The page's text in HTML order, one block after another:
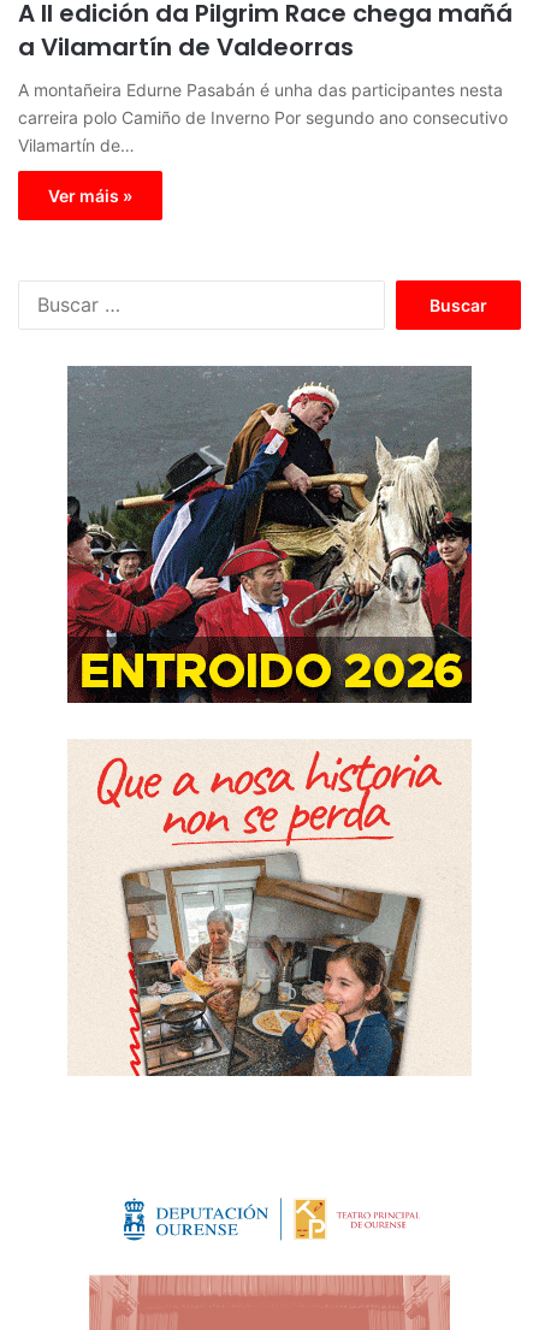
A II edición da Pilgrim Race chega mañá
a Vilamartín de Valdeorras
A montañeira Edurne Pasabán é unha das participantes nesta
carreira polo Camiño de Inverno Por segundo ano consecutivo
Vilamartín de…
Ver máis »
c
a
: